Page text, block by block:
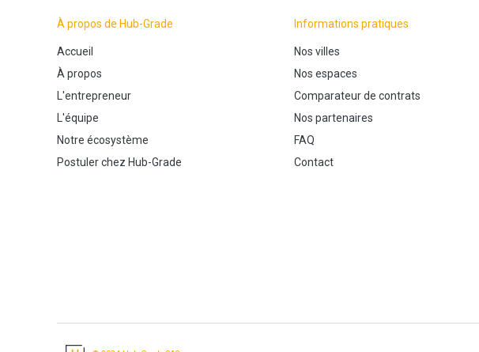
À propos de Hub-Grade
Accueil
À propos
L'entrepreneur
L'équipe
Notre écosystème
Postuler chez Hub-Grade
Informations pratiques
Nos villes
Nos espaces
Comparateur de contrats
Nos partenaires
FAQ
Contact